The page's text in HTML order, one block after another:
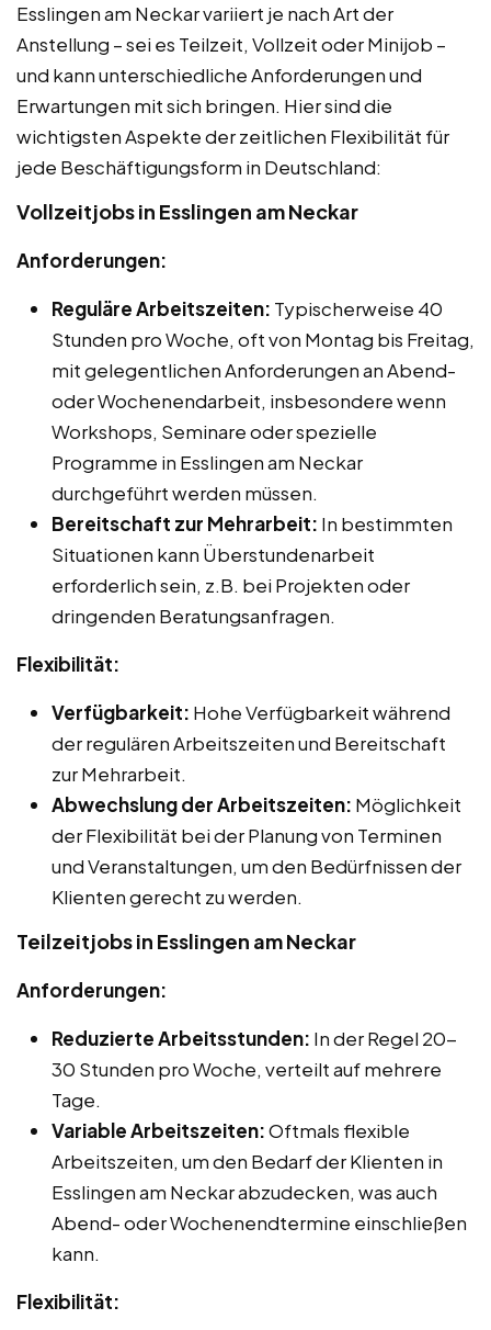
Esslingen am Neckar variiert je nach Art der
Anstellung – sei es Teilzeit, Vollzeit oder Minijob –
und kann unterschiedliche Anforderungen und
Erwartungen mit sich bringen. Hier sind die
wichtigsten Aspekte der zeitlichen Flexibilität für
jede Beschäftigungsform in Deutschland:
Vollzeitjobs in Esslingen am Neckar
Anforderungen:
Reguläre Arbeitszeiten: Typischerweise 40
Stunden pro Woche, oft von Montag bis Freitag,
mit gelegentlichen Anforderungen an Abend-
oder Wochenendarbeit, insbesondere wenn
Workshops, Seminare oder spezielle
Programme in Esslingen am Neckar
durchgeführt werden müssen.
Bereitschaft zur Mehrarbeit: In bestimmten
Situationen kann Überstundenarbeit
erforderlich sein, z.B. bei Projekten oder
dringenden Beratungsanfragen.
Flexibilität:
Verfügbarkeit: Hohe Verfügbarkeit während
der regulären Arbeitszeiten und Bereitschaft
zur Mehrarbeit.
Abwechslung der Arbeitszeiten: Möglichkeit
der Flexibilität bei der Planung von Terminen
und Veranstaltungen, um den Bedürfnissen der
Klienten gerecht zu werden.
Teilzeitjobs in Esslingen am Neckar
Anforderungen:
Reduzierte Arbeitsstunden: In der Regel 20-
30 Stunden pro Woche, verteilt auf mehrere
Tage.
Variable Arbeitszeiten:Oftmals flexible
Arbeitszeiten, um den Bedarf der Klienten in
Esslingen am Neckar abzudecken, was auch
Abend- oder Wochenendtermine einschließen
kann.
Flexibilität: